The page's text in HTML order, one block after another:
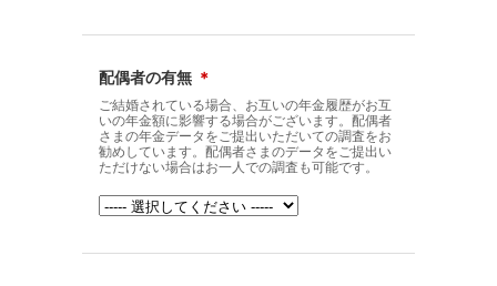
配偶者の有無 ＊
ご結婚されている場合、お互いの年金履歴がお互
いの年金額に影響する場合がございます。配偶者
さまの年金データをご提出いただいての調査をお
勧めしています。配偶者さまのデータをご提出い
ただけない場合はお一人での調査も可能です。